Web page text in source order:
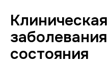
состояния